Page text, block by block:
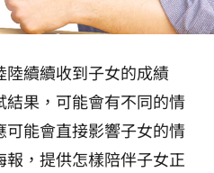
續續收到子女的成績
果，可能會有不同的情
能會直接影響子女的情
，提供怎樣陪伴子女正